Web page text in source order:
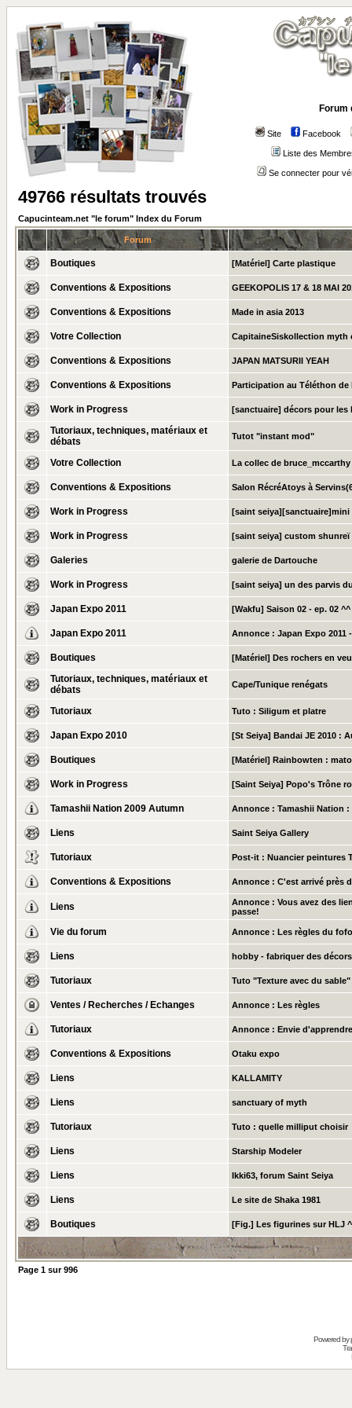
Forum
Site Facebook
Liste des
Se connecter pour
49766 résultats trouvés
Capucinteam.net "le forum" Index du Forum
Forum
Boutiques [Matériel] Carte plastique
Conventions & Expositions GEEKOPOLIS 17 & 18 MAI
Conventions & Expositions Made in asia 2013
Votre Collection CapitaineSiskollection myth
Conventions & Expositions JAPAN MATSURII YEAH
Conventions & Expositions Participation au Téléthon de
Work in Progress [sanctuaire] décors pour les
Tutoriaux, techniques, matériaux et
débats
Tutot "instant mod"
Votre Collection La collec de bruce_mccarthy
Conventions & Expositions Salon RécréAtoys à
Work in Progress [saint
Work in Progress [saint seiya] custom shunreï
Galeries galerie de Dartouche
Work in Progress [saint seiya] un des parvis
Japan Expo 2011 [Wakfu] Saison 02 - ep. 02 ^^
Japan Expo 2011 Annonce : Japan Expo 2011
Boutiques [Matériel] Des rochers en
Tutoriaux, techniques, matériaux et
débats
Cape/Tunique renégats
Tutoriaux Tuto : Siligum et platre
Japan Expo 2010 [St Seiya] Bandai JE 2010 :
Boutiques [Matériel] Rainbowten :
Work in Progress [Saint Seiya] Popo's Trône
Tamashii Nation 2009 Autumn Annonce : Tamashii Nation :
Liens Saint Seiya Gallery
Tutoriaux Post-it : Nuancier peintures
Conventions & Expositions Annonce : C'est arrivé près
Liens Annonce : Vous avez des
passe!
Vie du forum Annonce : Les règles du fofo
Liens hobby - fabriquer des décors
Tutoriaux Tuto "Texture avec du sable"
Ventes / Recherches / Echanges Annonce : Les règles
Tutoriaux Annonce : Envie
Conventions & Expositions Otaku expo
Liens KALLAMITY
Liens sanctuary of myth
Tutoriaux Tuto : quelle milliput choisir
Liens Starship Modeler
Liens Ikki63, forum Saint Seiya
Liens Le site de Shaka 1981
Boutiques [Fig.] Les figurines sur HLJ
Page 1 sur996
Powered by